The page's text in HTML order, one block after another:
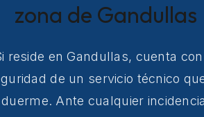
zona de Gandullas
reside en Gandullas, cuenta
de un servicio técnico
duerme. Ante cualquier